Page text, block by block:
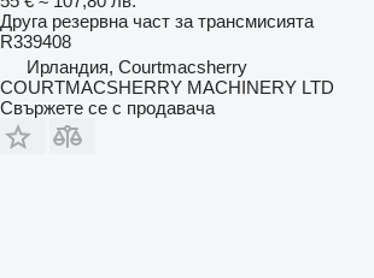
Друга резервна част за трансмисията
R339408
Ирландия, Courtmacsherry
COURTMACSHERRY MACHINERY LTD
Свържете се с продавача